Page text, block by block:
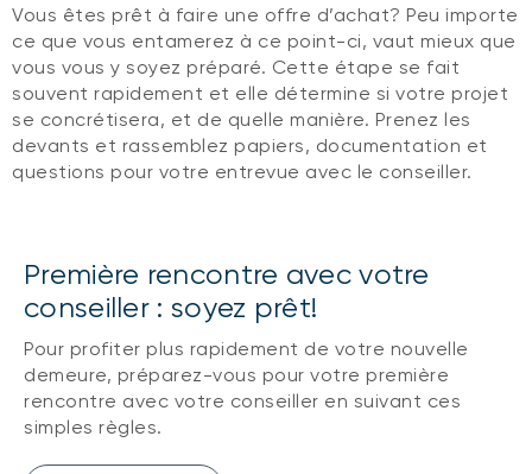
Vous êtes prêt à faire une offre d’achat? Peu importe
ce que vous entamerez à ce point-ci, vaut mieux que
vous vous y soyez préparé. Cette étape se fait
souvent rapidement et elle détermine si votre projet
se concrétisera, et de quelle manière. Prenez les
devants et rassemblez papiers, documentation et
questions pour votre entrevue avec le conseiller.
Première rencontre avec votre
conseiller : soyez prêt!
Pour profiter plus rapidement de votre nouvelle
demeure, préparez-vous pour votre première
rencontre avec votre conseiller en suivant ces
simples règles.